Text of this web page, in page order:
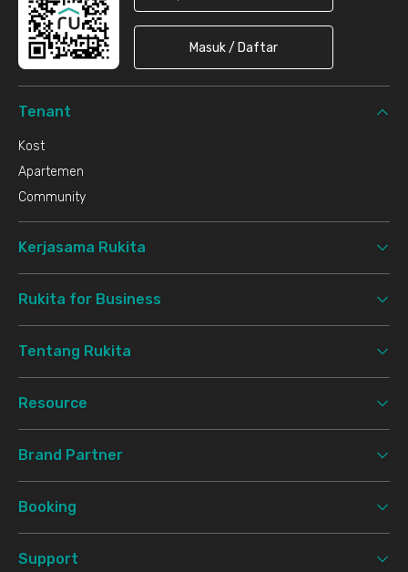
Masuk / Daftar
Tenant
Kost
Apartemen
Community
Kerjasama Rukita
Rukita for Business
Tentang Rukita
Resource
Brand Partner
Booking
Support